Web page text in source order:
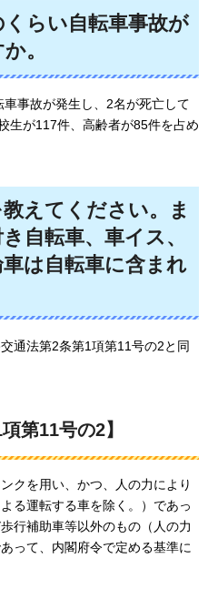
らい自転車事故が
。
事故が発生し、2名が死亡して
生が117件、高齢者が85件を占め
えてください。ま
自転車、車イス、
は自転車に含まれ
通法第2条第1項第11号の2と同
第11号の2】
クを用い、かつ、人の力により
る運転する車を除く。）であっ
行補助車等以外のもの（人の力
って、内閣府令で定める基準に